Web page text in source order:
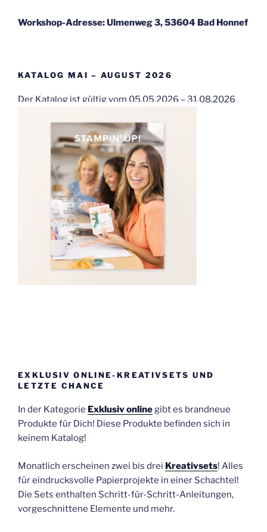
Workshop-Adresse: Ulmenweg 3, 53604 Bad Honnef
KATALOG MAI – AUGUST 2026
Der Katalog ist gültig vom 05.05.2026 – 31.08.2026
EXKLUSIV ONLINE-KREATIVSETS UND
LETZTE CHANCE
In der Kategorie Exklusiv onlinegibt es brandneue
Produkte für Dich! Diese Produkte befinden sich in
keinem Katalog!
Monatlich erscheinen zwei bis drei Kreativsets! Alles
für eindrucksvolle Papierprojekte in einer Schachtel!
Die Sets enthalten Schritt-für-Schritt-Anleitungen,
vorgeschnittene Elemente und mehr.